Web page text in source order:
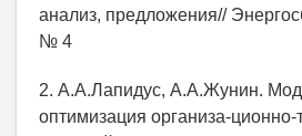
анализ, предложения//
№ 4
2. А.А.Лапидус, А.А.Жунин.
оптимизация организа-ционно-